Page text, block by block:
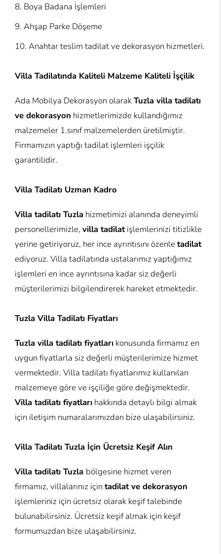
Boya Badana İşlemleri
Ahşap Parke Döşeme
Anahtar teslim tadilat ve dekorasyon hizmetleri.
Villa Tadilatında Kaliteli Malzeme Kaliteli İşçilik
Ada Mobilya Dekorasyon olarakTuzla villa tadilatı
ve dekorasyon hizmetlerimizde kullandığımız
malzemeler 1.sınıf malzemelerden üretilmiştir.
Firmamızın yaptığı tadilat işlemleri işçilik
garantilidir.
Villa Tadilatı Uzman Kadro
Villa tadilatı Tuzla hizmetimizi alanında deneyimli
personellerimizle, villa tadilatişlemlerinizi titizlikle
yerine getiriyoruz, her ince ayrıntısını özenle tadilat
ediyoruz. Villa tadilatında ustalarımız yaptığımız
işlemleri en ince ayrıntısına kadar siz değerli
müşterilerimizi bilgilendirerek hareket etmektedir.
Tuzla Villa Tadilatı Fiyatları
Tuzla villa tadilatı fiyatları konusunda firmamız en
uygun fiyatlarla siz değerli müşterilerimize hizmet
vermektedir. Villa tadilatı fiyatlarımız kullanılan
malzemeye göre ve işçiliğe göre değişmektedir.
Villa tadilatı fiyatları hakkında detaylı bilgi almak
için iletişim numaralarımızdan bize ulaşabilirsiniz.
Villa Tadilatı Tuzla İçin Ücretsiz Keşif Alın
Villa tadilatı Tuzla bölgesine hizmet veren
firmamız, villalarınız içintadilat ve dekorasyon
işlemleriniz için ücretsiz olarak keşif talebinde
bulunabilirsiniz. Ücretsiz keşif almak için keşif
formumuzdan bize ulaşabilirsiniz.